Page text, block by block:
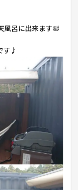
風呂に出来ます🛀
す♪